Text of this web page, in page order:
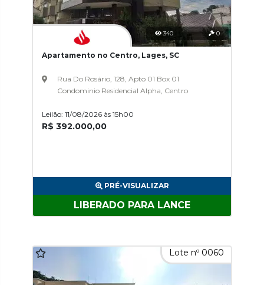
340 0
Apartamento no Centro, Lages, SC
Rua Do Rosário, 128, Apto 01 Box 01
Condominio Residencial Alpha, Centro
Leilão: 11/08/2026 às 15h00
R$ 392.000,00
PRÉ-VISUALIZAR
LIBERADO PARA LANCE
Lote nº 0060